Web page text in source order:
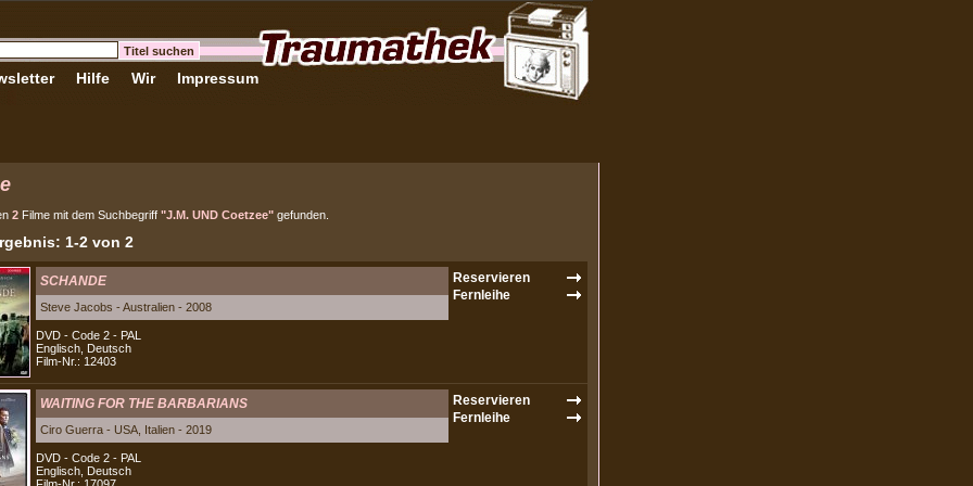
Hilfe Wir Impressum
2 Filme mit dem Suchbegriff "J.M. UND Coetzee" gefunden.
1-2 von 2
SCHANDE
Steve Jacobs - Australien - 2008
DVD - Code 2 - PAL
Englisch, Deutsch
Film-Nr.: 12403
WAITING FOR THE BARBARIANS
Ciro Guerra - USA, Italien - 2019
DVD - Code 2 - PAL
Englisch, Deutsch